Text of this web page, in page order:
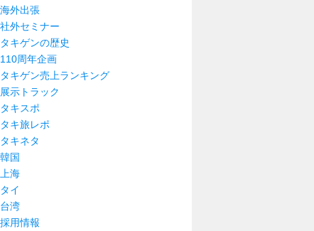
海外出張
社外セミナー
タキゲンの歴史
110周年企画
タキゲン売上ランキング
展示トラック
タキスポ
タキ旅レポ
タキネタ
韓国
上海
タイ
台湾
採用情報